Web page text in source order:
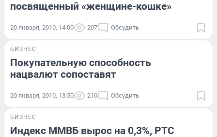
посвященный «женщине-кошке»
20 января, 2010, 14:00 207 Обсудить
БИЗНЕС
Покупательную способность
нацвалют сопоставят
20 января, 2010, 13:50 210 Обсудить
БИЗНЕС
Индекс ММВБ вырос на 0,3%, РТС